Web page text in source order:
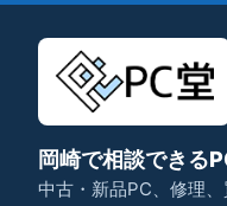
岡崎で相談できる
中古・新品PC、修理